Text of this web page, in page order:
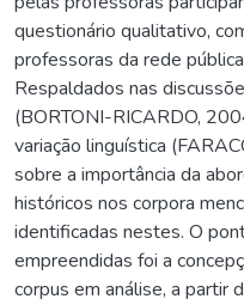
questionário qualitativo,
professoras da rede
Respaldados nas
(BORTONI-RICARDO,
variação linguística
sobre a importância da
históricos nos corpora
identificadas nestes. O
empreendidas foi a
corpus em análise, a partir